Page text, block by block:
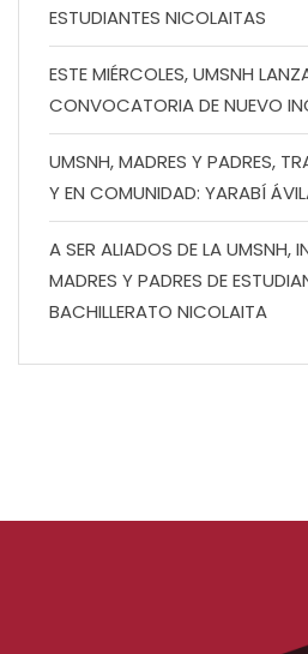
ESTUDIANTES NICOLAITAS
ESTE MIÉRCOLES, UMSNH
CONVOCATORIA DE NUEVO
UMSNH, MADRES Y PADRES,
Y EN COMUNIDAD: YARABÍ
A SER ALIADOS DE LA UMSNH,
MADRES Y PADRES DE
BACHILLERATO NICOLAITA